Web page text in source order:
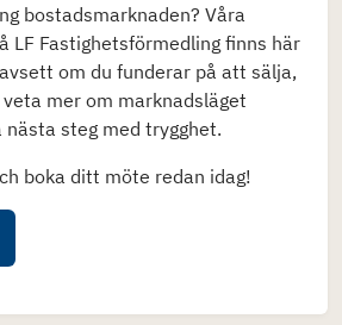
bostadsmarknaden? Våra
LF Fastighetsförmedling finns här
om du funderar på att sälja,
mer om marknadsläget
steg med trygghet.
boka ditt möte redan idag!